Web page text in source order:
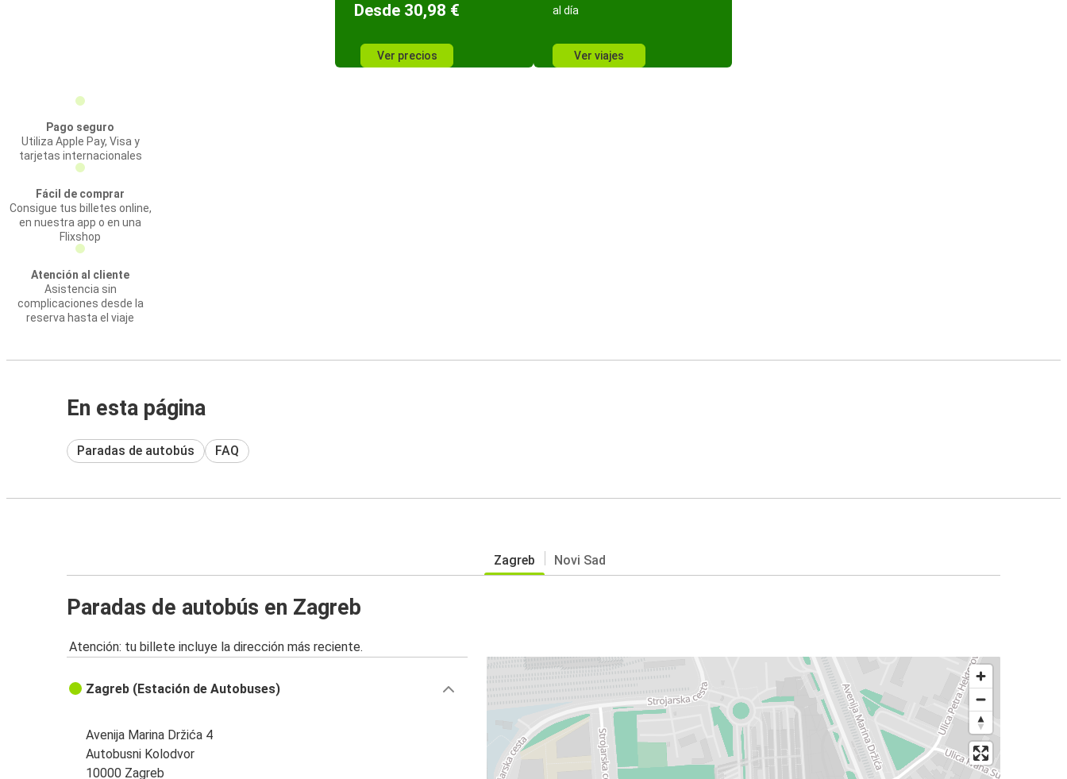
Desde 30,98 €
Ver precios
al día
Ver viajes
Pago seguro
Utiliza Apple Pay, Visa y
tarjetas internacionales
Fácil de comprar
Consigue tus billetes online,
en nuestra app o en una
Flixshop
Atención al cliente
Asistencia sin
complicaciones desde la
reserva hasta el viaje
En esta página
Paradas de autobús FAQ
Zagreb Novi Sad
Paradas de autobús en Zagreb
Atención: tu billete incluye la dirección más reciente.
Zagreb (Estación de Autobuses)
Avenija Marina Držića 4
Autobusni Kolodvor
10000 Zagreb